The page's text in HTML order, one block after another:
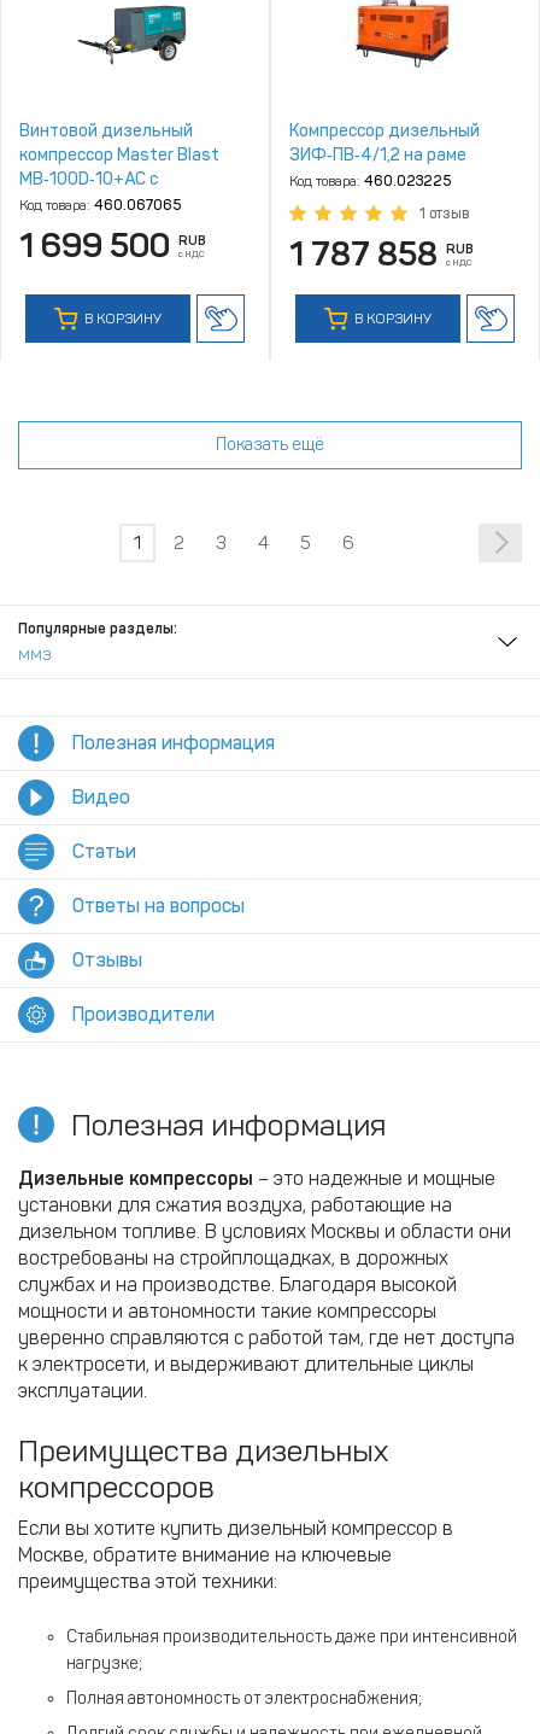
Винтовой дизельный
компрессор Master Blast
MB‑100D‑10+АС с
осушителем, на шасси
Код товара: 460.067065
1 699 500 RUB
с НДС
В КОРЗИНУ
Компрессор дизельный
ЗИФ‑ПВ‑4/1,2 на раме
Код товара: 460.023225
1 отзыв
1 787 858 RUB
с НДС
В КОРЗИНУ
Показать ещё
1 2 3 4 5 6
Популярные разделы:
ММЗ
Полезная информация
Видео
Статьи
Ответы на вопросы
Отзывы
Производители
Полезная информация
Дизельные компрессоры – это надежные и мощные
установки для сжатия воздуха, работающие на
дизельном топливе. В условиях Москвы и области они
востребованы на стройплощадках, в дорожных
службах и на производстве. Благодаря высокой
мощности и автономности такие компрессоры
уверенно справляются с работой там, где нет доступа
к электросети, и выдерживают длительные циклы
эксплуатации.
Преимущества дизельных
компрессоров
Если вы хотите купить дизельный компрессор в
Москве, обратите внимание на ключевые
преимущества этой техники:
Стабильная производительность даже при интенсивной
нагрузке;
Полная автономность от электроснабжения;